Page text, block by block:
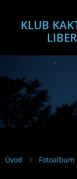
KLUB
Úvod Fotoalbum